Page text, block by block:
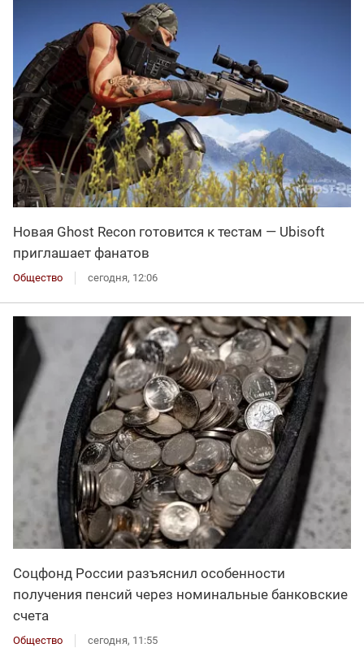
Новая Ghost Recon готовится к тестам — Ubisoft
приглашает фанатов
Общество сегодня, 12:06
Соцфонд России разъяснил особенности
получения пенсий через номинальные банковские
счета
Общество сегодня, 11:55